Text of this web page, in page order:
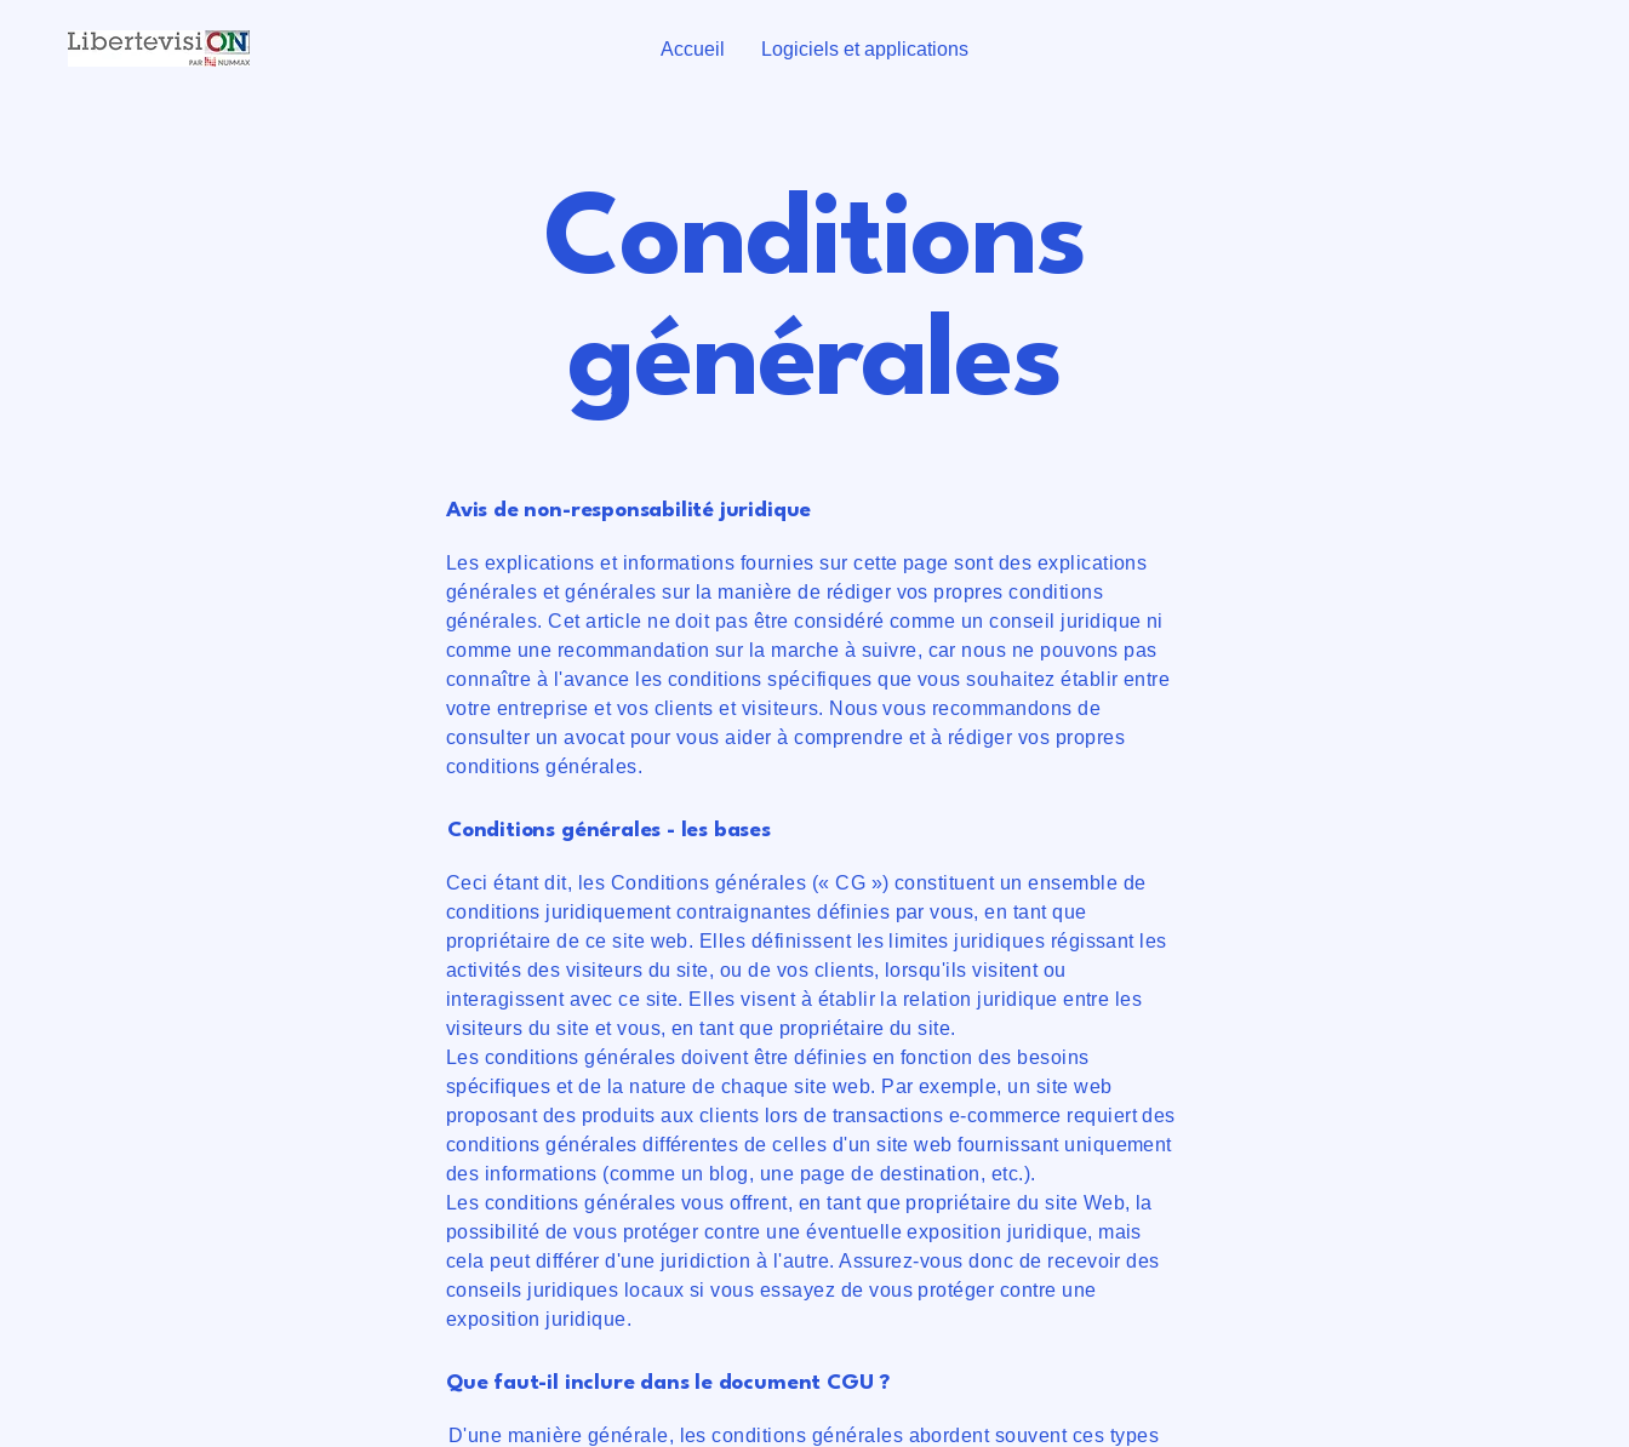
Accueil Logiciels et applications
Conditions
générales
Avis de non-responsabilité juridique
Les explications et informations fournies sur cette page sont des explications
générales et générales sur la manière de rédiger vos propres conditions
générales. Cet article ne doit pas être considéré comme un conseil juridique ni
comme une recommandation sur la marche à suivre, car nous ne pouvons pas
connaître à l'avance les conditions spécifiques que vous souhaitez établir entre
votre entreprise et vos clients et visiteurs. Nous vous recommandons de
consulter un avocat pour vous aider à comprendre et à rédiger vos propres
conditions générales.
Conditions générales - les bases
Ceci étant dit, les Conditions générales (« CG ») constituent un ensemble de
conditions juridiquement contraignantes définies par vous, en tant que
propriétaire de ce site web. Elles définissent les limites juridiques régissant les
activités des visiteurs du site, ou de vos clients, lorsqu'ils visitent ou
interagissent avec ce site. Elles visent à établir la relation juridique entre les
visiteurs du site et vous, en tant que propriétaire du site.
Les conditions générales doivent être définies en fonction des besoins
spécifiques et de la nature de chaque site web. Par exemple, un site web
proposant des produits aux clients lors de transactions e-commerce requiert des
conditions générales différentes de celles d'un site web fournissant uniquement
des informations (comme un blog, une page de destination, etc.).
Les conditions générales vous offrent, en tant que propriétaire du site Web, la
possibilité de vous protéger contre une éventuelle exposition juridique, mais
cela peut différer d'une juridiction à l'autre. Assurez-vous donc de recevoir des
conseils juridiques locaux si vous essayez de vous protéger contre une
exposition juridique.
Que faut-il inclure dans le document CGU ?
D'une manière générale, les conditions générales abordent souvent ces types